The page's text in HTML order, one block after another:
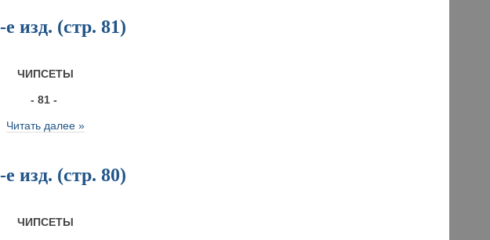
изд. (стр. 81)
ЧИПСЕТЫ
- 81 -
Читать далее »
изд. (стр. 80)
ЧИПСЕТЫ